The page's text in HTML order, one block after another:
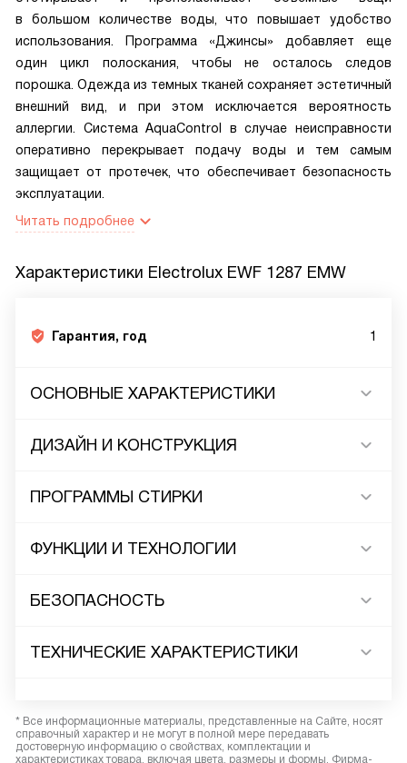
в большом количестве воды, что повышает удобство
использования. Программа «Джинсы» добавляет еще
один цикл полоскания, чтобы не осталось следов
порошка. Одежда из темных тканей сохраняет эстетичный
внешний вид, и при этом исключается вероятность
аллергии. Система AquaControl в случае неисправности
оперативно перекрывает подачу воды и тем самым
защищает от протечек, что обеспечивает безопасность
эксплуатации.
Читать подробнее
Характеристики Electrolux EWF 1287 EMW
Гарантия, год 1
ОСНОВНЫЕ ХАРАКТЕРИСТИКИ
ДИЗАЙН И КОНСТРУКЦИЯ
ПРОГРАММЫ СТИРКИ
ФУНКЦИИ И ТЕХНОЛОГИИ
БЕЗОПАСНОСТЬ
ТЕХНИЧЕСКИЕ ХАРАКТЕРИСТИКИ
* Все информационные материалы, представленные на Сайте, носят
справочный характер и не могут в полной мере передавать
достоверную информацию о свойствах, комплектации и
характеристиках товара, включая цвета, размеры и формы. Фирма-